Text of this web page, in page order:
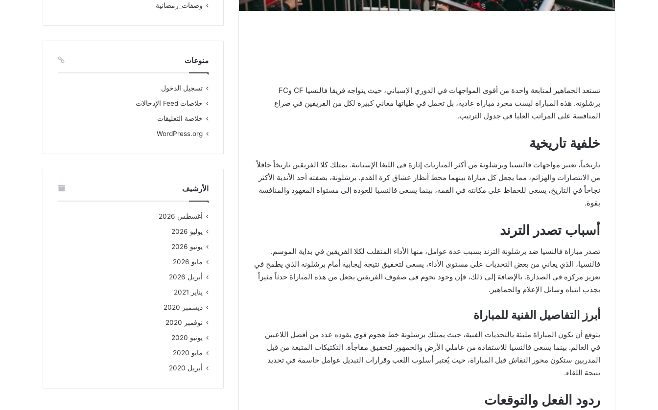
تستعد الجماهير لمتابعة واحدة من أقوى المواجهات في الدوري الإسباني، حيث يتواجه فريقا فالنسيا CF وFC
برشلونة. هذه المباراة ليست مجرد مباراة عادية، بل تحمل في طياتها معاني كبيرة لكل من الفريقين في صراع
المنافسة على المراتب العليا في جدول الترتيب.
خلفية تاريخية
تاريخياً، تعتبر مواجهات فالنسيا وبرشلونة من أكثر المباريات إثارة في الليغا الإسبانية. يمتلك كلا الفريقين تاريخاً حافلاً
من الانتصارات والهزائم، مما يجعل كل مباراة بينهما محط أنظار عشاق كرة القدم. برشلونة، بصفته أحد الأندية الأكثر
نجاحاً في التاريخ، يسعى للحفاظ على مكانته في القمة، بينما يسعى فالنسيا للعودة إلى مستواه المعهود والمنافسة
بقوة.
أسباب تصدر الترند
تصدر مباراة فالنسيا ضد برشلونة الترند بسبب عدة عوامل، منها الأداء المتقلب لكلا الفريقين في بداية الموسم.
فالنسيا، الذي يعاني من بعض التحديات على مستوى الأداء، يسعى لتحقيق نتيجة إيجابية أمام برشلونة الذي يطمح في
تعزيز مركزه في الصدارة. بالإضافة إلى ذلك، فإن وجود نجوم في صفوف الفريقين يجعل من هذه المباراة حدثاً مثيراً
يجذب انتباه وسائل الإعلام والجماهير.
أبرز التفاصيل الفنية للمباراة
يتوقع أن تكون المباراة مليئة بالتحديات الفنية، حيث يمتلك برشلونة خط هجوم قوي يقوده عدد من أفضل اللاعبين
في العالم. بينما يسعى فالنسيا للاستفادة من عاملي الأرض والجمهور لتحقيق مفاجأة. التكتيكات المتبعة من قبل
المدربين ستكون محور النقاش قبل المباراة، حيث يُعتبر أسلوب اللعب وقرارات التبديل عوامل حاسمة في تحديد
نتيجة اللقاء.
ردود الفعل والتوقعات
وصفات_رمضانية
منوعات
تسجيل الدخول
خلاصات Feed الإدخالات
خلاصة التعليقات
WordPress.org
الأرشيف
أغسطس 2026
يوليو 2026
يونيو 2026
مايو 2026
أبريل 2026
يناير 2021
ديسمبر 2020
نوفمبر 2020
يونيو 2020
مايو 2020
أبريل 2020